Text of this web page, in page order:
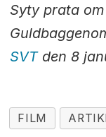
Syty prata
SVTden 8
FILM